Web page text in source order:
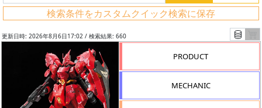
検索条件をカスタムクイック検索に保存
更新日時: 2026年8月6日17:02 / 検索結果: 660
PRODUCT
MECHANIC